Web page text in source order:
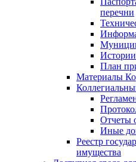
перечни
План
Материалы
Отчеты
Иные
Реестр
имущества